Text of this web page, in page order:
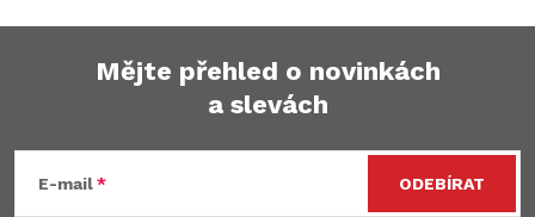
Mějte přehled o novinkách
a slevách
E-mail ODEBÍRAT